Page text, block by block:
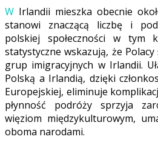
W Irlandii mieszka obecnie około 100 000 Polaków, co
stanowi znaczącą liczbę i
polskiej społeczności w tym
statystyczne wskazują, że
grup imigracyjnych w Irlandii.
Polską a Irlandią, dzięki
Europejskiej, eliminuje
płynność podróży sprzyja
więziom międzykulturowym,
oboma narodami.